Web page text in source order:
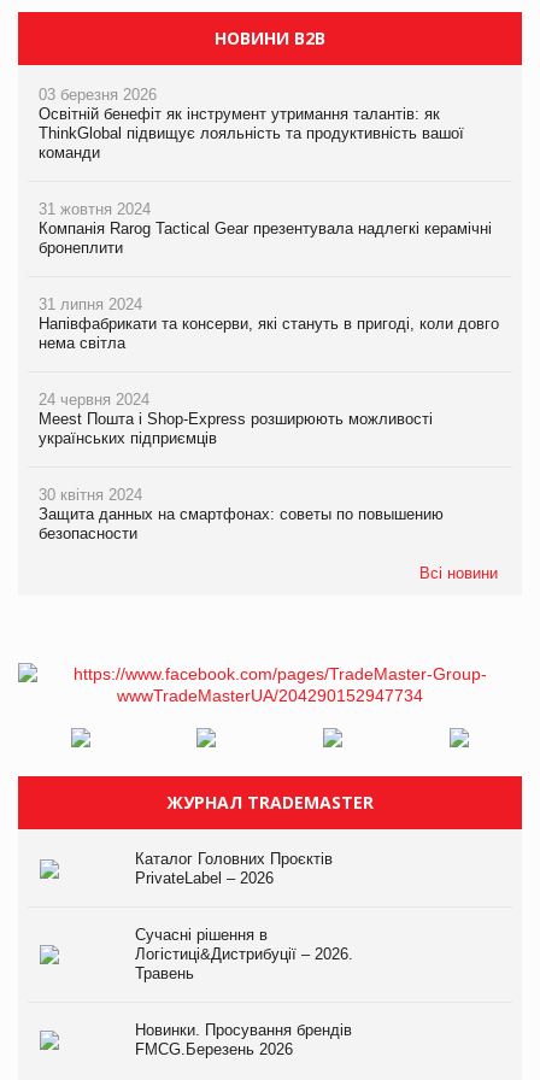
НОВИНИ B2B
03 березня 2026
Освітній бенефіт як інструмент утримання талантів: як
ThinkGlobal підвищує лояльність та продуктивність вашої
команди
31 жовтня 2024
Компанія Rarog Tactical Gear презентувала надлегкі керамічні
бронеплити
31 липня 2024
Напівфабрикати та консерви, які стануть в пригоді, коли довго
нема світла
24 червня 2024
Meest Пошта і Shop-Express розширюють можливості
українських підприємців
30 квітня 2024
Защита данных на смартфонах: советы по повышению
безопасности
Всі новини
ЖУРНАЛ TRADEMASTER
Каталог Головних Проєктів
PrivateLabel – 2026
Сучасні рішення в
Логістиці&Дистрибуції – 2026.
Травень
Новинки. Просування брендів
FMCG.Березень 2026